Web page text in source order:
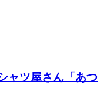
ャツ屋さん「あつ